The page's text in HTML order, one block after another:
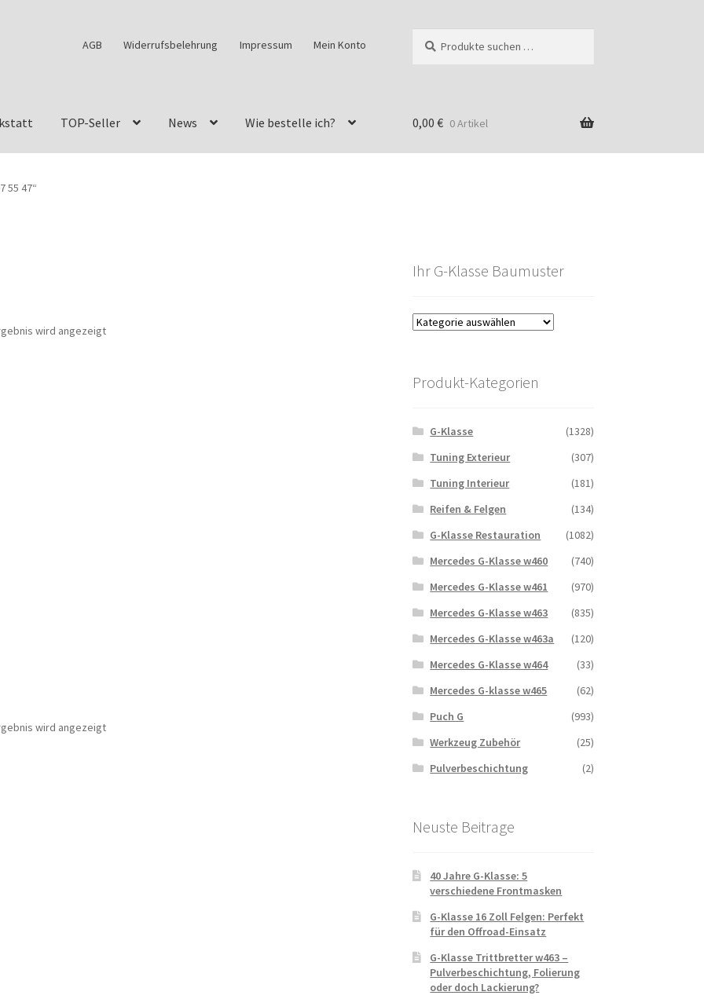
AGB Widerrufsbelehrung Impressum Mein Konto
nach:
TOP-Seller News Wie bestelle ich?
Restore – Tune – Drive
w463
0,00 € 0 Artikel
55 47“
wird angezeigt
wird angezeigt
Ihr G-Klasse Baumuster
Produkt-Kategorien
G-Klasse
(1328)
Tuning Exterieur
(307)
Tuning Interieur
(181)
Reifen & Felgen
(134)
G-Klasse Restauration
(1082)
Mercedes G-Klasse w460
(740)
Mercedes G-Klasse w461
(970)
Mercedes G-Klasse w463
(835)
Mercedes G-Klasse w463a
(120)
Mercedes G-Klasse w464
(33)
Mercedes G-klasse w465
(62)
Puch G
(993)
Werkzeug Zubehör
(25)
Pulverbeschichtung
(2)
Neuste Beitrage
40 Jahre G-Klasse: 5
verschiedene Frontmasken
G-Klasse 16 Zoll Felgen: Perfekt
für den Offroad-Einsatz
G-Klasse Trittbretter w463 –
Pulverbeschichtung, Folierung
oder doch Lackierung?